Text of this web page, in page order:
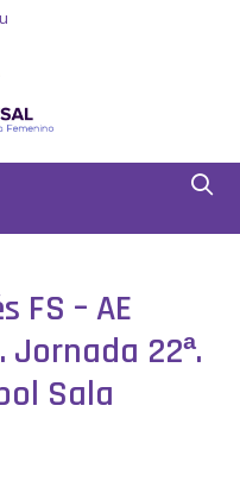
FS – AE
Jornada 22ª.
Sala